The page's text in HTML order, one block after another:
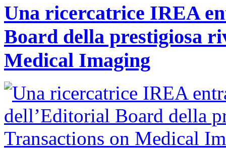
Una ricercatrice IREA
Board della prestigiosa
Medical Imaging